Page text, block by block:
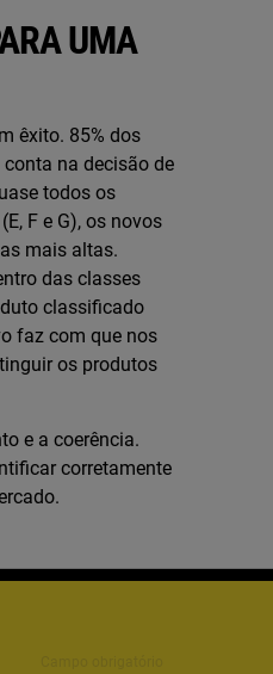
UMA
êxito. 85% dos
na decisão de
todos os
F e G), os novos
mais altas.
das classes
classificado
faz com que nos
os produtos
e a coerência.
corretamente